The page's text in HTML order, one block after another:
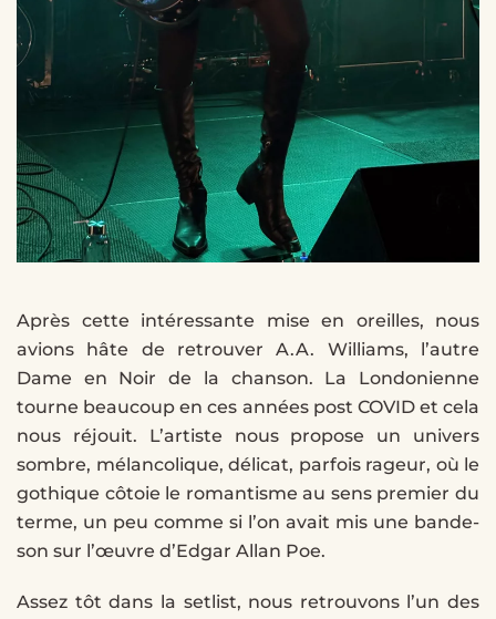
Après cette intéressante mise en oreilles, nous
avions hâte de retrouver A.A. Williams, l’autre
Dame en Noir de la chanson. La Londonienne
tourne beaucoup en ces années post COVID et cela
nous réjouit. L’artiste nous propose un univers
sombre, mélancolique, délicat, parfois rageur, où le
gothique côtoie le romantisme au sens premier du
terme, un peu comme si l’on avait mis une bande-
son sur l’œuvre d’Edgar Allan Poe.
Assez tôt dans la setlist, nous retrouvons l’un des